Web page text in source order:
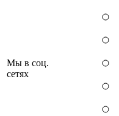
Мы в соц.
сетях